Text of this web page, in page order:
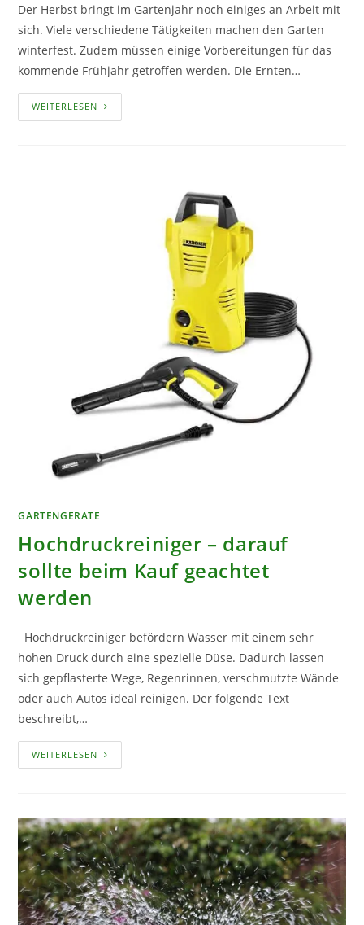
Der Herbst bringt im Gartenjahr noch einiges an Arbeit mit
sich. Viele verschiedene Tätigkeiten machen den Garten
winterfest. Zudem müssen einige Vorbereitungen für das
kommende Frühjahr getroffen werden. Die Ernten…
WEITERLESEN DIE
WICHTIGSTEN
GARTENGERÄTE
Hochdruckreiniger – darauf
sollte beim Kauf geachtet
werden
Hochdruckreiniger befördern Wasser mit einem sehr
hohen Druck durch eine spezielle Düse. Dadurch lassen
sich gepflasterte Wege, Regenrinnen, verschmutzte Wände
oder auch Autos ideal reinigen. Der folgende Text
beschreibt,…
WEITERLESEN HOCHDRUCKREINIGER
–
GEACHTET
WERDEN